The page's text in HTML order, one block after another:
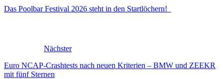
Das Poolbar Festival 2026 steht in den Startlöchern!
Nächster
Euro NCAP-Crashtests nach neuen Kriterien – BMW und ZEEKR
mit fünf Sternen